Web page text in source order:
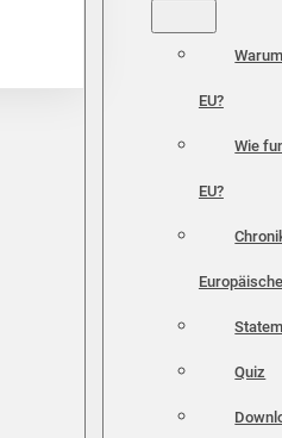
EU?
Wie
EU?
Quiz